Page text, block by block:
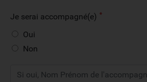
Je serai accompagné(e)
Oui
Non